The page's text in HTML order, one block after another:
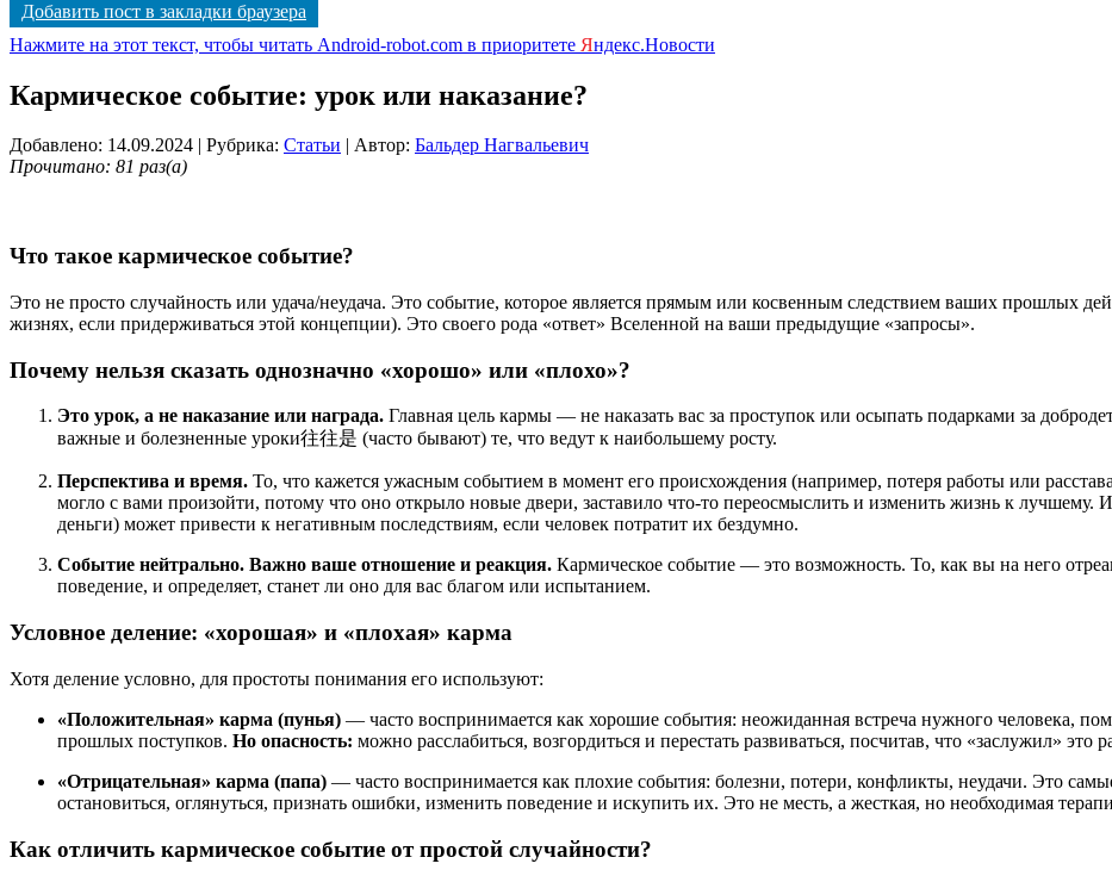
Добавить пост в закладки браузера
Нажмите на этот текст, чтобы читать Android-robot.com в приоритете Яндекс.Новости
Кармическое событие: урок или наказание?
Добавлено: 14.09.2024 | Рубрика: Статьи | Автор: Бальдер Нагвальевич
Прочитано: 81 раз(а)
Что такое кармическое событие?
Это не просто случайность или удача/неудача. Это событие, которое является прямым или косвенным следствием ваших прошлых
жизнях, если придерживаться этой концепции). Это своего рода «ответ» Вселенной на ваши предыдущие «запросы».
Почему нельзя сказать однозначно «хорошо» или «плохо»?
Это урок, а не наказание или награда. Главная цель кармы — не наказать вас за проступок или осыпать подарками за
важные и болезненные уроки往往是 (часто бывают) те, что ведут к наибольшему росту.
Перспектива и время. То, что кажется ужасным событием в момент его происхождения (например, потеря работы или
могло с вами произойти, потому что оно открыло новые двери, заставило что-то переосмыслить и изменить жизнь к
деньги) может привести к негативным последствиям, если человек потратит их бездумно.
Событие нейтрально. Важно ваше отношение и реакция. Кармическое событие — это возможность. То, как вы на него
поведение, и определяет, станет ли оно для вас благом или испытанием.
Условное деление: «хорошая» и «плохая» карма
Хотя деление условно, для простоты понимания его используют:
«Положительная» карма (пунья) — часто воспринимается как хорошие события: неожиданная встреча нужного человека,
прошлых поступков. Но опасность: можно расслабиться, возгордиться и перестать развиваться, посчитав, что «заслужил» это
«Отрицательная» карма (папа) — часто воспринимается как плохие события: болезни, потери, конфликты, неудачи. Это
остановиться, оглянуться, признать ошибки, изменить поведение и искупить их. Это не месть, а жесткая, но необходимая
Как отличить кармическое событие от простой случайности?